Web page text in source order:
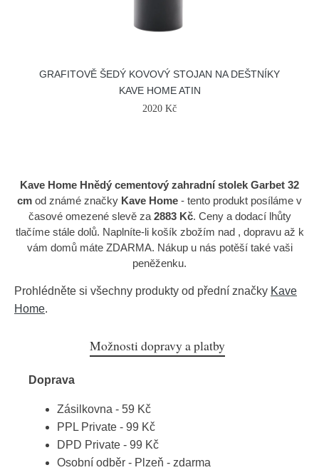
GRAFITOVĚ ŠEDÝ KOVOVÝ STOJAN NA DEŠTNÍKY
KAVE HOME ATIN
2020 Kč
Kave Home Hnědý cementový zahradní stolek Garbet 32
cm od známé značky Kave Home - tento produkt posíláme v
časové omezené slevě za 2883 Kč. Ceny a dodací lhůty
tlačíme stále dolů. Naplníte-li košík zbožím nad , dopravu až k
vám domů máte ZDARMA. Nákup u nás potěší také vaši
peněženku.
Prohlédněte si všechny produkty od přední značky Kave
Home.
Možnosti dopravy a platby
Doprava
Zásilkovna - 59 Kč
PPL Private - 99 Kč
DPD Private - 99 Kč
Osobní odběr - Plzeň - zdarma